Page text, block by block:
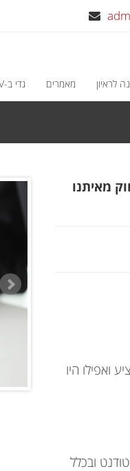
לראיון מאמרים גדי ב-TV
מאיתנו
ואפילו היו
ובכלל